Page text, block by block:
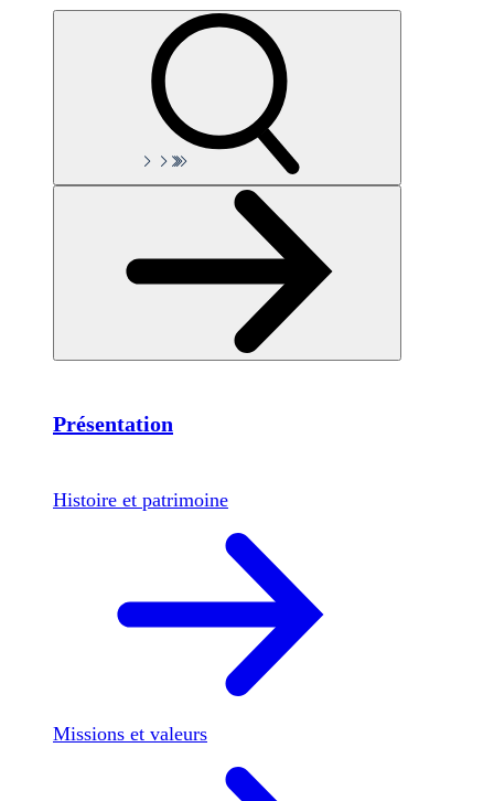
Présentation
Histoire et patrimoine
Missions et valeurs